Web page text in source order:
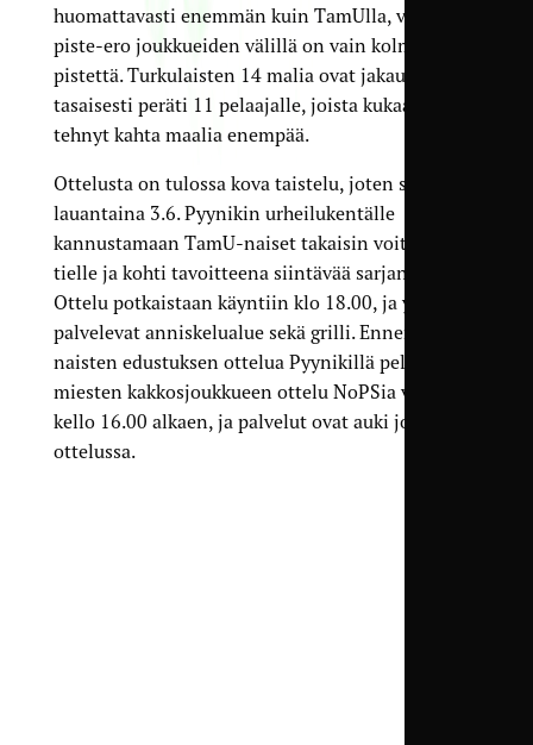
huomattavasti enemmän kuin TamUlla, vaikka
piste-ero joukkueiden välillä on vain kolme
pistettä. Turkulaisten 14 malia ovat jakautuneet
tasaisesti peräti 11 pelaajalle, joista kukaan ei ole
tehnyt kahta maalia enempää.
Ottelusta on tulossa kova taistelu, joten saavu
lauantaina 3.6. Pyynikin urheilukentälle
kannustamaan TamU-naiset takaisin voittojen
tielle ja kohti tavoitteena siintävää sarjanousua.
Ottelu potkaistaan käyntiin klo 18.00, ja yleisöä
palvelevat anniskelualue sekä grilli. Ennen
naisten edustuksen ottelua Pyynikillä pelataan
miesten kakkosjoukkueen ottelu NoPSia vastaan
kello 16.00 alkaen, ja palvelut ovat auki jo tässä
ottelussa.